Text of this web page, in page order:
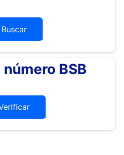
Buscar
BSB